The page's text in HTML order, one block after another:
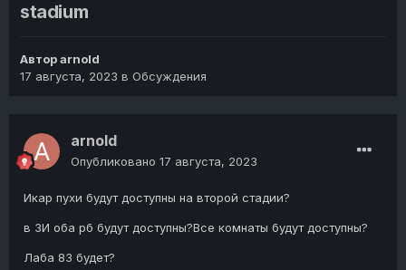
stadium
Авторarnold
17 августа, 2023 в Обсуждения
arnold
Опубликовано 17 августа, 2023
Икар пухи будут доступны на второй стадии?
в ЗИ оба рб будут доступны?Все комнаты будут доступны?
Лаба 83 будет?